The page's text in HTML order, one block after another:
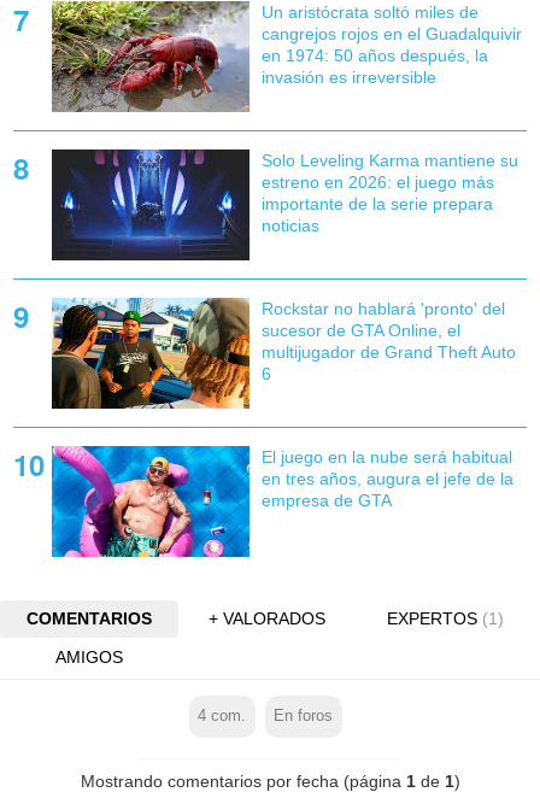
Un aristócrata soltó miles de
cangrejos rojos en el Guadalquivir
en 1974: 50 años después, la
invasión es irreversible
Solo Leveling Karma mantiene su
estreno en 2026: el juego más
importante de la serie prepara
noticias
Rockstar no hablará 'pronto' del
sucesor de GTA Online, el
multijugador de Grand Theft Auto
6
El juego en la nube será habitual
en tres años, augura el jefe de la
empresa de GTA
COMENTARIOS + VALORADOS EXPERTOS (1)
AMIGOS
4 com. En foros
Mostrando comentarios por fecha (página 1de 1)